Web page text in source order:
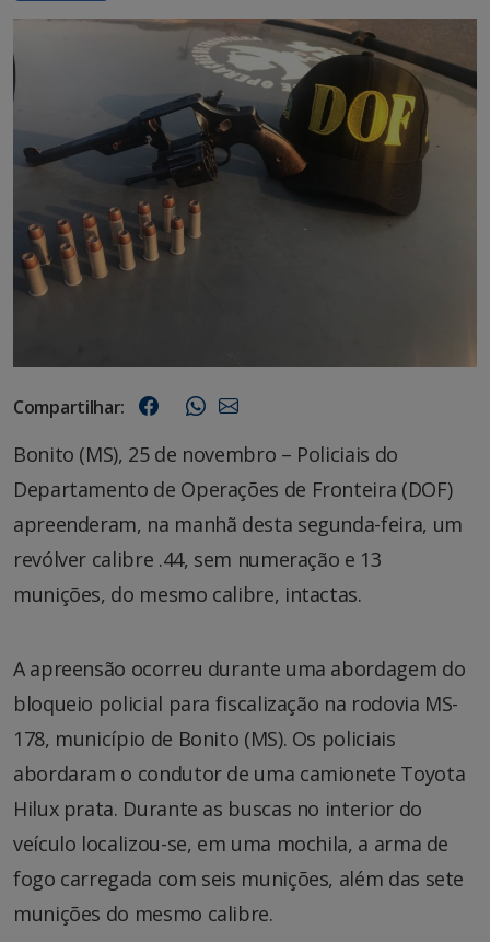
Compartilhar:
Bonito (MS), 25 de novembro – Policiais do
Departamento de Operações de Fronteira (DOF)
apreenderam, na manhã desta segunda-feira, um
revólver calibre .44, sem numeração e 13
munições, do mesmo calibre, intactas.
A apreensão ocorreu durante uma abordagem do
bloqueio policial para fiscalização na rodovia MS-
178, município de Bonito (MS). Os policiais
abordaram o condutor de uma camionete Toyota
Hilux prata. Durante as buscas no interior do
veículo localizou-se, em uma mochila, a arma de
fogo carregada com seis munições, além das sete
munições do mesmo calibre.